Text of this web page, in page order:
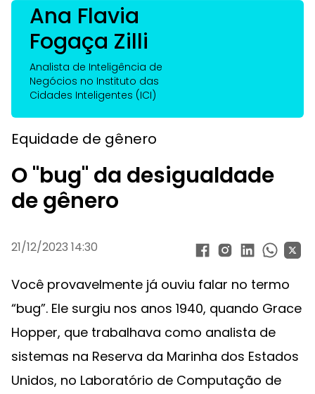
Ana Flavia
Fogaça Zilli
Analista de Inteligência de
Negócios no Instituto das
Cidades Inteligentes (ICI)
Equidade de gênero
O "bug" da desigualdade
de gênero
21/12/2023 14:30
Você provavelmente já ouviu falar no termo
“bug”. Ele surgiu nos anos 1940, quando Grace
Hopper, que trabalhava como analista de
sistemas na Reserva da Marinha dos Estados
Unidos, no Laboratório de Computação de